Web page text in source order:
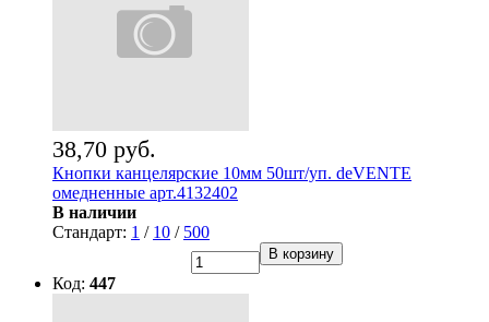
38,70 руб.
Кнопки канцелярские 10мм 50шт/уп. deVENTE
омедненные арт.4132402
В наличии
Стандарт: 1 / 10 / 500
В корзину
Код: 447